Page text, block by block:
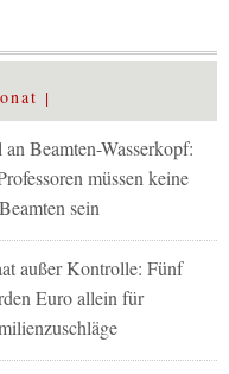
Beamten-Wasserkopf:
müssen keine
Beamten sein
außer Kontrolle: Fünf
Euro allein für